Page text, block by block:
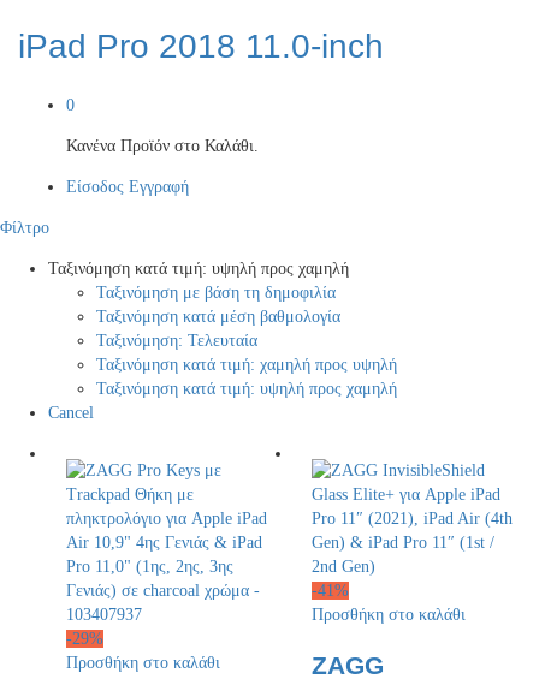
iPad Pro 2018 11.0-inch
0
Κανένα Προϊόν στο Καλάθι.
Είσοδος Εγγραφή
Φίλτρο
Ταξινόμηση κατά τιμή: υψηλή προς χαμηλή
Ταξινόμηση με βάση τη δημοφιλία
Ταξινόμηση κατά μέση βαθμολογία
Ταξινόμηση: Τελευταία
Ταξινόμηση κατά τιμή: χαμηλή προς υψηλή
Ταξινόμηση κατά τιμή: υψηλή προς χαμηλή
Cancel
-29%
Προσθήκη στο καλάθι
-41%
Προσθήκη στο καλάθι
ZAGG